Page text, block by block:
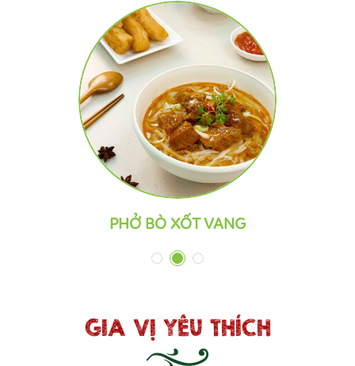
PHỞ BÒ XỐT VANG
1 2 3
GIA VỊ YÊU THÍCH